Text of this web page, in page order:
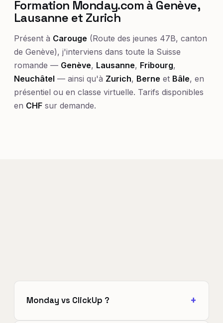
Formation Monday.com à Genève,
Lausanne et Zurich
Présent à Carouge (Route des jeunes 47B, canton
de Genève), j'interviens dans toute la Suisse
romande — Genève, Lausanne, Fribourg,
Neuchâtel — ainsi qu'à Zurich, Berne et Bâle, en
présentiel ou en classe virtuelle. Tarifs disponibles
en CHF sur demande.
Monday vs ClickUp ?